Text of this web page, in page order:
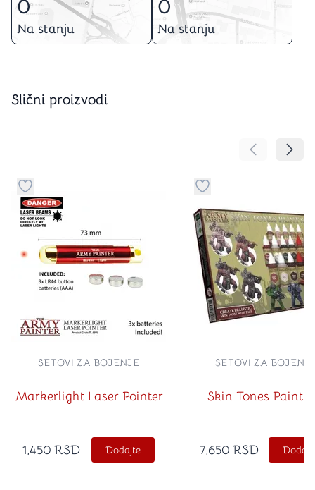
0
Na stanju
0
Na stanju
Slični proizvodi
Pomeranje
Dugme za dodavanje stvari u kategoriju omiljeno
Markerlight Laser Pointer
SETOVI ZA BOJENJE
1,450 RSD Dodajte
Dugme za dodavanje
Skin Tones Paint
SETOVI ZA
7,650 RSD